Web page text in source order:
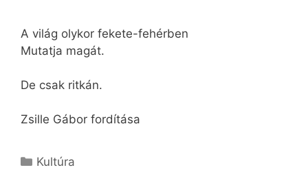
A világ olykor fekete-fehérben
Mutatja magát.
De csak ritkán.
Zsille Gábor fordítása
Kategória
Kultúra